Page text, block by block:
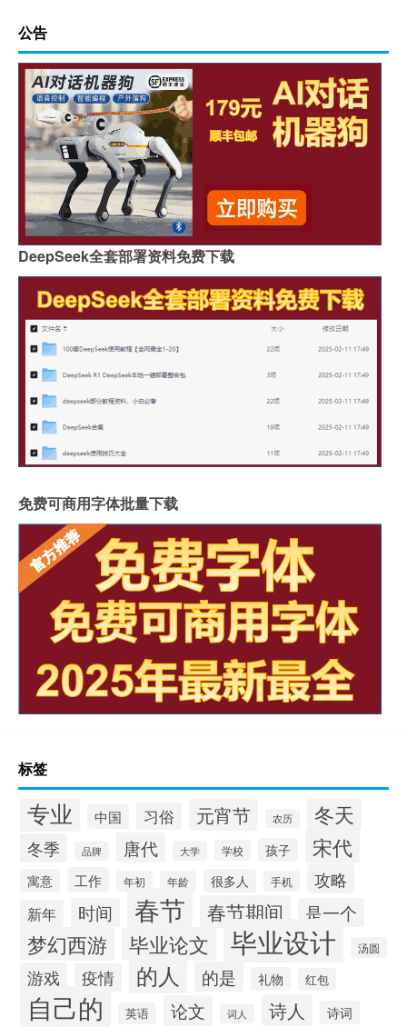
公告
DeepSeek全套部署资料免费下载
免费可商用字体批量下载
标签
专业 中国 习俗 元宵节 农历 冬天
冬季 品牌 唐代 大学 学校 孩子 宋代
寓意 工作 年初 年龄 很多人 手机 攻略
新年 时间 春节 春节期间 是一个
梦幻西游 毕业论文 毕业设计 汤圆
游戏 疫情 的人 的是 礼物 红包
自己的 英语 论文 词人 诗人 诗词